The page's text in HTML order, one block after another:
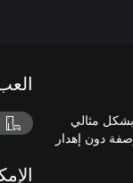
مثالي
دون إهدار